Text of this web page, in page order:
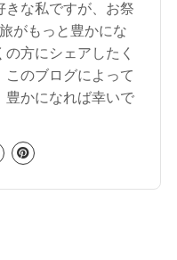
きな私ですが、お祭
がもっと豊かにな
方にシェアしたく
このブログによって
豊かになれば幸いで